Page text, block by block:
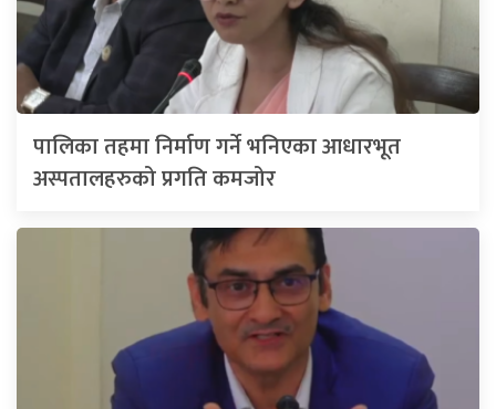
पालिका तहमा निर्माण गर्ने भनिएका आधारभूत
अस्पतालहरुको प्रगति कमजोर